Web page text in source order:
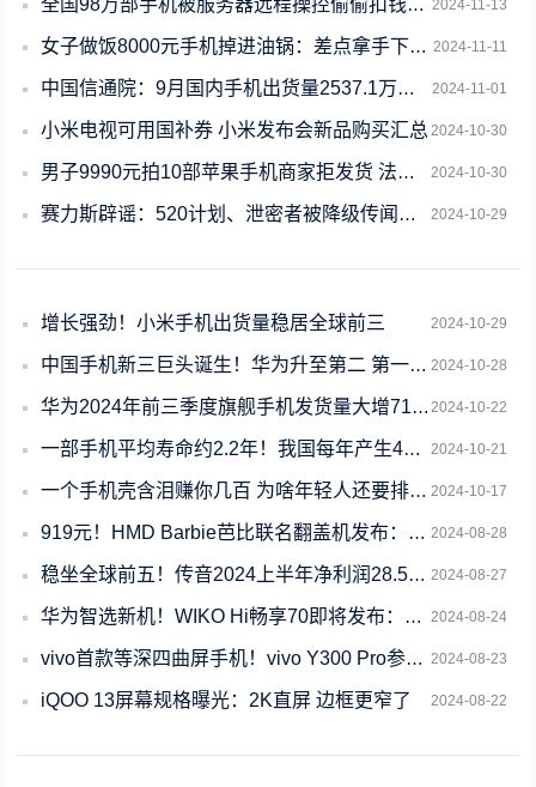
2024-11-13
全国98万部手机被服务器远程操控偷偷扣钱：主板被植入恶意程序
2024-11-11
女子做饭8000元手机掉进油锅：差点拿手下去捞 手机已报废
2024-11-01
中国信通院：9月国内手机出货量2537.1万部 国产占比大幅下滑
2024-10-30
小米电视可用国补券 小米发布会新品购买汇总
2024-10-30
男子9990元拍10部苹果手机商家拒发货 法院：要给
2024-10-29
赛力斯辟谣：520计划、泄密者被降级传闻均属不实
2024-10-29
增长强劲！小米手机出货量稳居全球前三
2024-10-28
中国手机新三巨头诞生！华为升至第二 第一太稳了
2024-10-22
华为2024年前三季度旗舰手机发货量大增71%：Pura 70系列暴涨154%
2024-10-21
一部手机平均寿命约2.2年！我国每年产生4亿部废旧手机
2024-10-17
一个手机壳含泪赚你几百 为啥年轻人还要排队抢
2024-08-28
919元！HMD Barbie芭比联名翻盖机发布：粉色机身少女心爆棚
2024-08-27
稳坐全球前五！传音2024上半年净利润28.52亿 大涨35.68%
2024-08-24
华为智选新机！WIKO Hi畅享70即将发布：2024罕见的水滴屏
2024-08-23
vivo首款等深四曲屏手机！vivo Y300 Pro参数曝光：配6500mAh
2024-08-22
iQOO 13屏幕规格曝光：2K直屏 边框更窄了